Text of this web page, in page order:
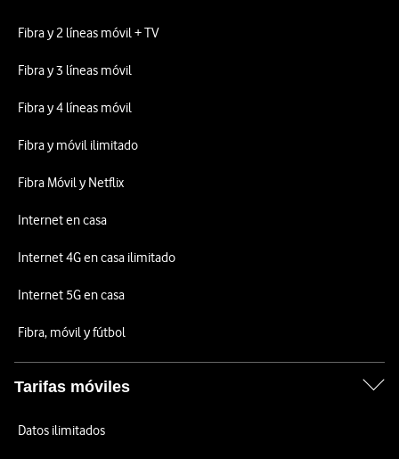
Fibra y 2 líneas móvil + TV
Fibra y 3 líneas móvil
Fibra y 4 líneas móvil
Fibra y móvil ilimitado
Fibra Móvil y Netflix
Internet en casa
Internet 4G en casa ilimitado
Internet 5G en casa
Fibra, móvil y fútbol
Tarifas móviles
Datos ilimitados